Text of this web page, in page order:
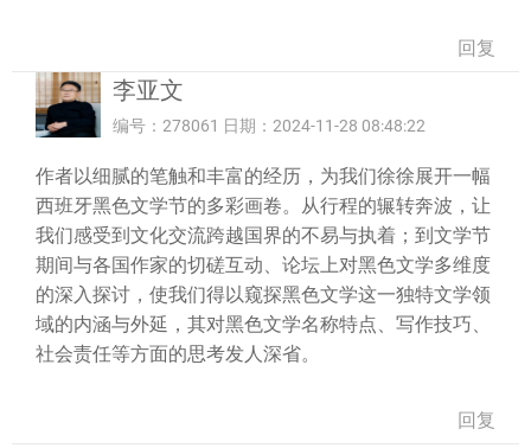
回复
李亚文
编号：278061 日期：2024-11-28 08:48:22
作者以细腻的笔触和丰富的经历，为我们徐徐展开一幅
西班牙黑色文学节的多彩画卷。从行程的辗转奔波，让
我们感受到文化交流跨越国界的不易与执着；到文学节
期间与各国作家的切磋互动、论坛上对黑色文学多维度
的深入探讨，使我们得以窥探黑色文学这一独特文学领
域的内涵与外延，其对黑色文学名称特点、写作技巧、
社会责任等方面的思考发人深省。
回复